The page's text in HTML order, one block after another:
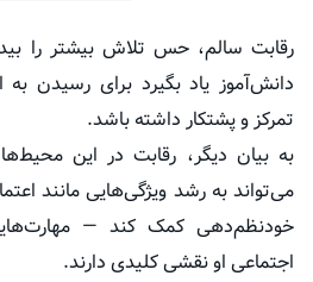
رقابت سالم، حس تلاش بیشتر را
دانش‌آموز یاد بگیرد برای رسیدن به
تمرکز و پشتکار داشته باشد.
به بیان دیگر، رقابت در این
می‌تواند به رشد ویژگی‌هایی مانند
خودنظم‌دهی کمک کند —
اجتماعی او نقشی کلیدی دارند.